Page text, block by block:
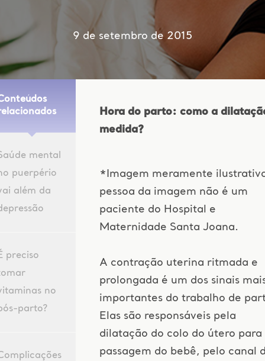
9 de setembro de 2015
mental
puerpério
além da
preciso
no
parto?
Hora do parto: como a
medida?
*Imagem meramente
pessoa da imagem não é um
paciente do Hospital e
Maternidade Santa Joana.
A contração uterina ritmada e
prolongada é um dos sinais
importantes do trabalho de
Elas são responsáveis pela
dilatação do colo do útero para
passagem do bebê, pelo canal